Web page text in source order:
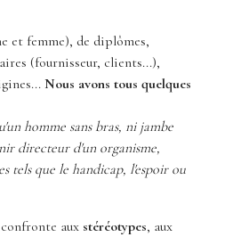
et femme), de diplômes,
(fournisseur, clients...),
Nous avons tous quelques
homme sans bras, ni jambe
directeur d'un organisme,
tels que le handicap, l'espoir ou
auxstéréotypes, aux